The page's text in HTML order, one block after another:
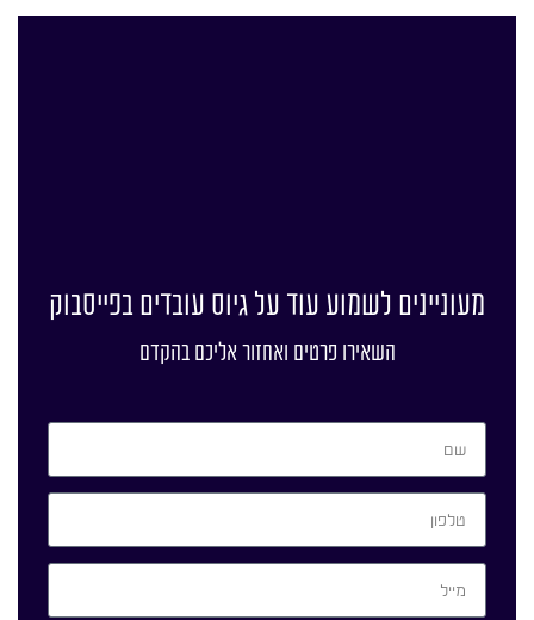
מעוניינים לשמוע עוד על גיוס עובדים בפייסבוק
השאירו פרטים ואחזור אליכם בהקדם